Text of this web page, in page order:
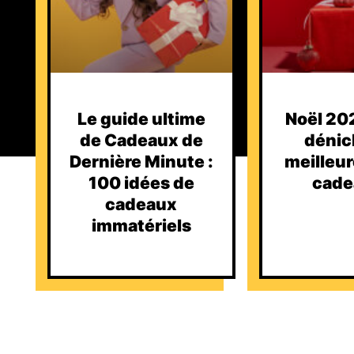
Le guide ultime
de Cadeaux de
Dernière Minute :
100 idées de
cadeaux
immatériels
Noël